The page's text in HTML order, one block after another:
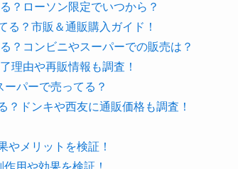
？ローソン限定でいつから？
る？市販＆通販購入ガイド！
？コンビニやスーパーでの販売は？
理由や再販情報も調査！
パーで売ってる？
？ドンキや西友に通販価格も調査！
やメリットを検証！